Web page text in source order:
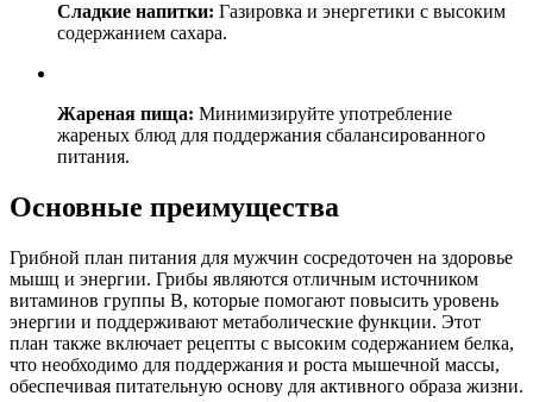
Сладкие напитки: Газировка и энергетики с высоким
содержанием сахара.
Жареная пища: Минимизируйте употребление
жареных блюд для поддержания сбалансированного
питания.
Основные преимущества
Грибной план питания для мужчин сосредоточен на здоровье
мышц и энергии. Грибы являются отличным источником
витаминов группы B, которые помогают повысить уровень
энергии и поддерживают метаболические функции. Этот
план также включает рецепты с высоким содержанием белка,
что необходимо для поддержания и роста мышечной массы,
обеспечивая питательную основу для активного образа жизни.